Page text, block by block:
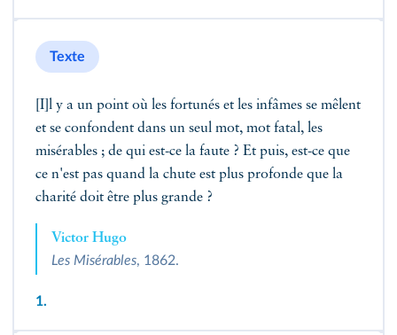
Texte
[I]l y a un point où les fortunés et les infâmes se mêlent
et se confondent dans un seul mot, mot fatal, les
misérables ; de qui est-ce la faute ? Et puis, est-ce que
ce n'est pas quand la chute est plus profonde que la
charité doit être plus grande ?
Victor Hugo
Les Misérables, 1862.
1.